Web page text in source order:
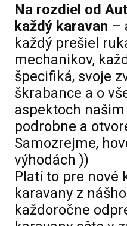
Na rozdiel od
každý karavan –
každý prešiel
mechanikov,
špecifiká, svoje
škrabance a o
aspektoch
podrobne a
Samozrejme,
výhodách ))
Platí to pre nové
karavany z
každoročne